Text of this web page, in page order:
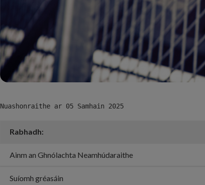
Nuashonraithe ar 05 Samhain 2025
Rabhadh:
Ainm an Ghnólachta Neamhúdaraithe
Suíomh gréasáin